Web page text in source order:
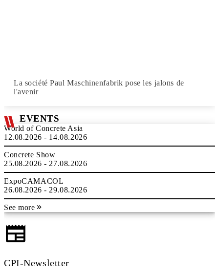
La société Paul Maschinenfabrik pose les jalons de
l'avenir
EVENTS
World of Concrete Asia
12.08.2026 - 14.08.2026
Concrete Show
25.08.2026 - 27.08.2026
ExpoCAMACOL
26.08.2026 - 29.08.2026
See more
CPI-Newsletter